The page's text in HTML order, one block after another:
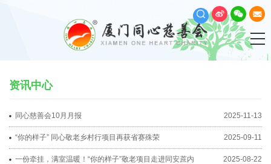
资讯中心
同心慈善会10月月报 2025-11-13
“你的样子” 同心敬老乡村行项目再获省赛殊荣 2025-09-11
一份牵挂，满室温暖！“你的样子”敬老项目走进同安蔗内 2025-08-22